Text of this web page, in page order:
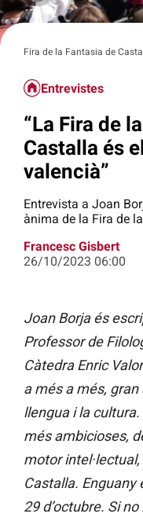
Fira de la Fantasia de
Entrevistes
“La Fira de
Castalla és
valencià”
Entrevista a Joan
ànima de la Fira de
Francesc Gisbert
26/10/2023 06:00
Joan Borja és
Professor de
Càtedra Enric
a més a més,
llengua i la
més ambicioses,
motor
Castalla. Enguany
29 d’octubre. Si